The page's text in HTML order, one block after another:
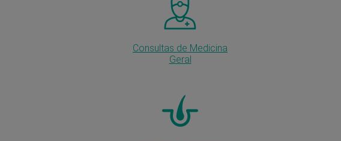
Consultas de Medicina
Geral